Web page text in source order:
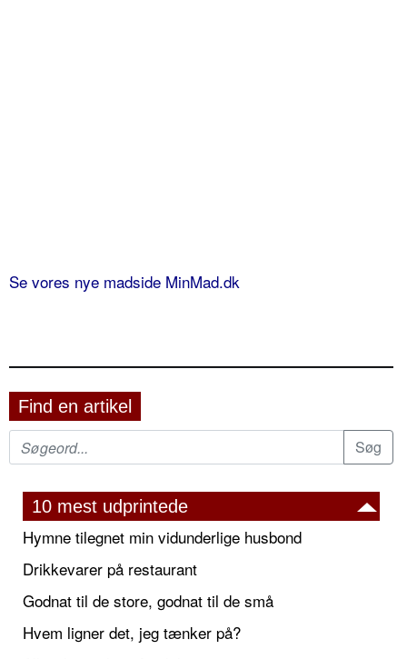
Se vores nye madside MinMad.dk
Find en artikel
10 mest udprintede
Hymne tilegnet min vidunderlige husbond
Drikkevarer på restaurant
Godnat til de store, godnat til de små
Hvem ligner det, jeg tænker på?